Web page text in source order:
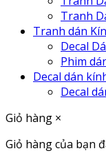
Tranh
Tranh dán
Decal
Phim
Decal dán
Decal
Giỏ hàng ×
Giỏ hàng của bạn